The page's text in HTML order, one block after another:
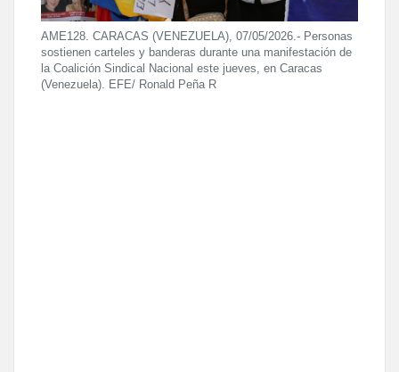
AME128. CARACAS (VENEZUELA), 07/05/2026.- Personas
sostienen carteles y banderas durante una manifestación de
la Coalición Sindical Nacional este jueves, en Caracas
(Venezuela). EFE/ Ronald Peña R